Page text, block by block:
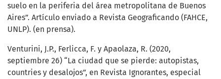
suelo en la periferia del área metropolitana de Buenos
Aires”. Artículo enviado a Revista Geograficando (FAHCE,
UNLP). (en prensa).
Venturini, J.P., Ferlicca, F. y Apaolaza, R. (2020,
septiembre 26) “La ciudad que se pierde: autopistas,
countries y desalojos”, en Revista Ignorantes, especial